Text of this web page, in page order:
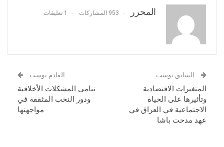
المحرر 953 المشاركات 1 تعليقات
السابق بوست
المتغيرات الاقتصادية
وتأثيرها على الحياة
الاجتماعية في العراق في
عهد مدحت باشا
القادم بوست
تنامي المشكلات الأخلاقية
ودور النخب المثقفة في
مواجهتها